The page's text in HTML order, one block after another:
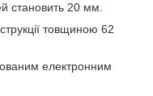
становить 20 мм.
товщиною 62
електронним